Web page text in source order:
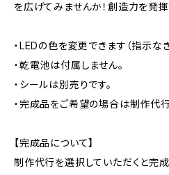
を広げてみませんか！創造力を発揮
・LEDの色を変更できます（指示な
・乾電池は付属しません。
・シールは別売りです。
・完成品をご希望の場合は制作代行
【完成品について】
制作代行を選択していただくと完